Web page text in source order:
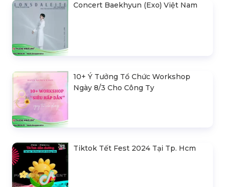
Concert Baekhyun (Exo) Việt Nam
10+ Ý Tưởng Tổ Chức Workshop
Ngày 8/3 Cho Công Ty
Tiktok Tết Fest 2024 Tại Tp. Hcm